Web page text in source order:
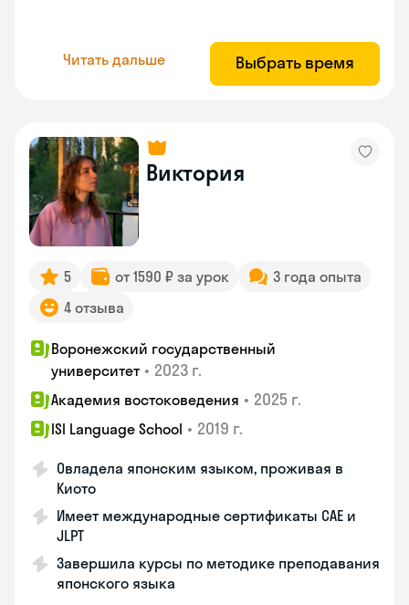
Читать дальше Выбрать время
Виктория
5 от 1590 ₽ за урок
3 года опыта
4 отзыва
Воронежский государственный
университет • 2023 г.
Академия востоковедения • 2025 г.
ISI Language School • 2019 г.
Овладела японским языком, проживая в
Киото
Имеет международные сертификаты CAE и
JLPT
Завершила курсы по методике преподавания
японского языка